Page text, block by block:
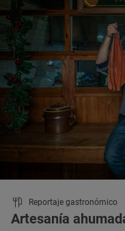
Reportaje gastronómico
Artesanía